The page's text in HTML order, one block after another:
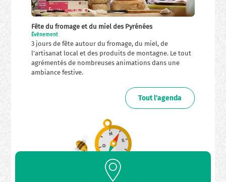
Fête du fromage et du miel des Pyrénées
Évènement
3 jours de fête autour du fromage, du miel, de
l'artisanat local et des produits de montagne. Le tout
agrémentés de nombreuses animations dans une
ambiance festive.
Tout l'agenda